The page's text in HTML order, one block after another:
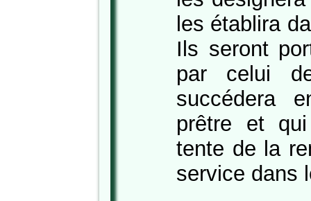
les établira
Ils seront
par celui
succédera
prêtre et
tente de la
service dans